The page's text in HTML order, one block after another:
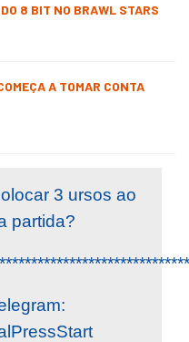
8 BIT NO BRAWL STARS
A TOMAR CONTA
3 ursos ao
partida?